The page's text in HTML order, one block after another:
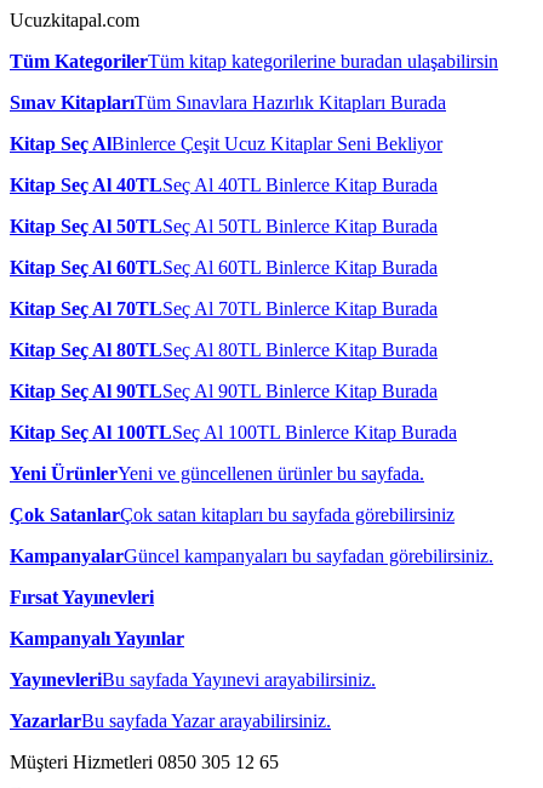
Ucuzkitapal.com
Tüm KategorilerTüm kitap kategorilerine buradan ulaşabilirsin
Sınav KitaplarıTüm Sınavlara Hazırlık Kitapları Burada
Kitap Seç AlBinlerce Çeşit Ucuz Kitaplar Seni Bekliyor
Kitap Seç Al 40TLSeç Al 40TL Binlerce Kitap Burada
Kitap Seç Al 50TLSeç Al 50TL Binlerce Kitap Burada
Kitap Seç Al 60TLSeç Al 60TL Binlerce Kitap Burada
Kitap Seç Al 70TLSeç Al 70TL Binlerce Kitap Burada
Kitap Seç Al 80TLSeç Al 80TL Binlerce Kitap Burada
Kitap Seç Al 90TLSeç Al 90TL Binlerce Kitap Burada
Kitap Seç Al 100TLSeç Al 100TL Binlerce Kitap Burada
Yeni ÜrünlerYeni ve güncellenen ürünler bu sayfada.
Çok SatanlarÇok satan kitapları bu sayfada görebilirsiniz
KampanyalarGüncel kampanyaları bu sayfadan görebilirsiniz.
Fırsat Yayınevleri
Kampanyalı Yayınlar
YayınevleriBu sayfada Yayınevi arayabilirsiniz.
YazarlarBu sayfada Yazar arayabilirsiniz.
Müşteri Hizmetleri 0850 305 12 65